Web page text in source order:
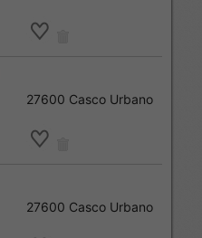
27600 Casco Urbano
27600 Casco Urbano